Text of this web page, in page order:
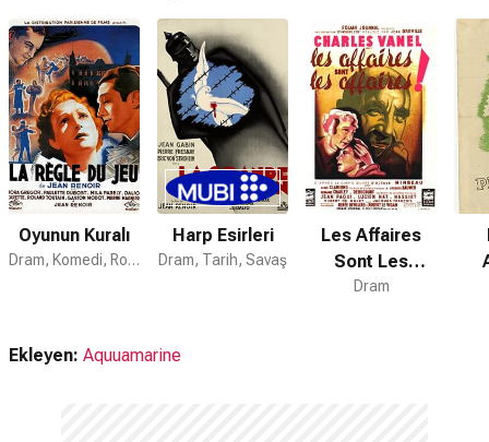
Oyunun Kuralı
Dram, Komedi, Romantik
Harp Esirleri
Dram, Tarih, Savaş
Les Affaires
Sont Les
Affaires
Dram
Ekleyen: Aquuamarine